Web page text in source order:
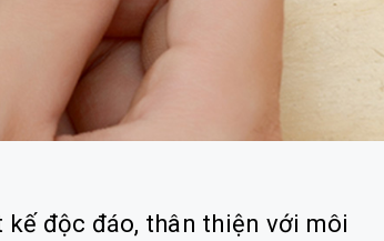
kế độc đáo, thân thiện với môi